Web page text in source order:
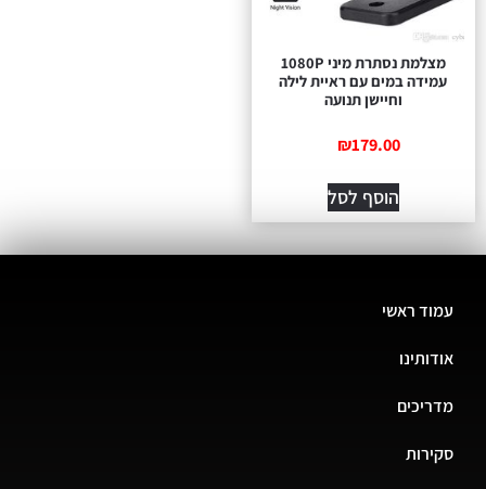
מצלמת נסתרת מיני 1080P
עמידה במים עם ראיית לילה
וחיישן תנועה
₪179.00
הוסף לסל
עמוד ראשי
אודותינו
מדריכים
סקירות